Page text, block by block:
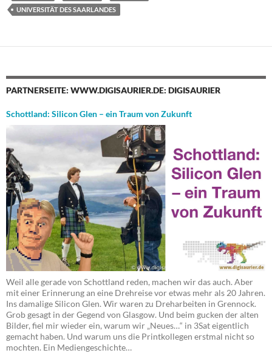
UNIVERSITÄT DES SAARLANDES
PARTNERSEITE: WWW.DIGISAURIER.DE: DIGISAURIER
Schottland: Silicon Glen – ein Traum von Zukunft
Weil alle gerade von Schottland reden, machen wir das auch. Aber
mit einer Erinnerung an eine Drehreise vor etwas mehr als 20 Jahren.
Ins damalige Silicon Glen. Wir waren zu Dreharbeiten in Grennock.
Grob gesagt in der Gegend von Glasgow. Und beim gucken der alten
Bilder, fiel mir wieder ein, warum wir „Neues…“ in 3Sat eigentlich
gemacht haben. Und warum uns die Printkollegen erstmal nicht so
mochten. Ein Mediengeschichte…